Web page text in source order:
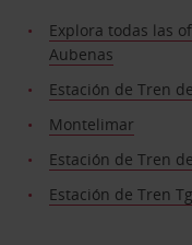
Explora todas las
Aubenas
Estación de Tren
Montelimar
Estación de Tren
Estación de Tren